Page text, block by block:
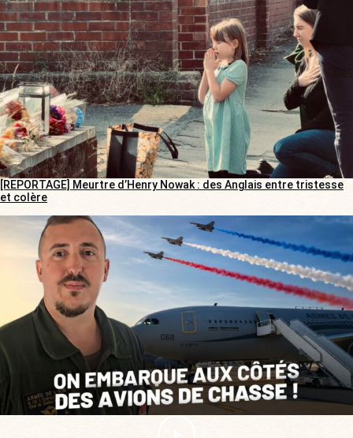
[REPORTAGE] Meurtre d’Henry Nowak : des Anglais entre tristesse
et colère